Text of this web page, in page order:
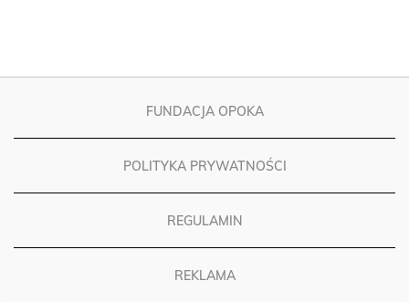
FUNDACJA OPOKA
POLITYKA PRYWATNOŚCI
REGULAMIN
REKLAMA